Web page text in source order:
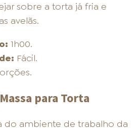
sobre a torta já fria e
avelãs.
1h00.
Fácil.
para Torta
do ambiente de trabalho da